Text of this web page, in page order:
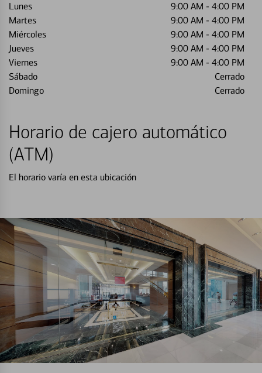
Lunes 9:00 AM - 4:00 PM
Martes
9:00 AM - 4:00 PM
Miércoles
9:00 AM - 4:00 PM
Jueves
9:00 AM - 4:00 PM
Viernes
9:00 AM - 4:00 PM
Sábado
Cerrado
Domingo
Cerrado
Horario de cajero automático
(ATM)
El horario varía en esta ubicación